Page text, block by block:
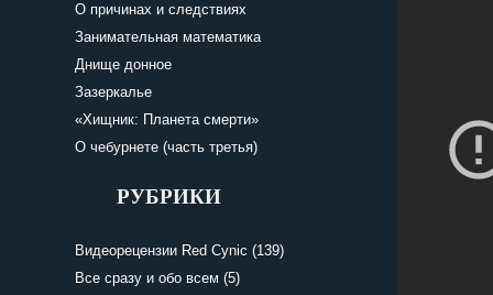
О причинах и следствиях
Занимательная математика
Днище донное
Зазеркалье
«Хищник: Планета смерти»
О чебурнете (часть третья)
РУБРИКИ
Видеорецензии Red Cynic (139)
Все сразу и обо всем (5)